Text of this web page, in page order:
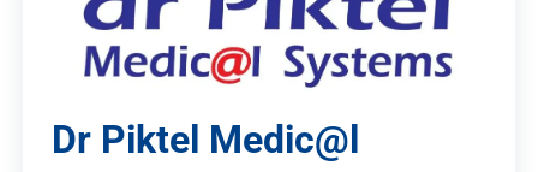
Dr Piktel Medic@l